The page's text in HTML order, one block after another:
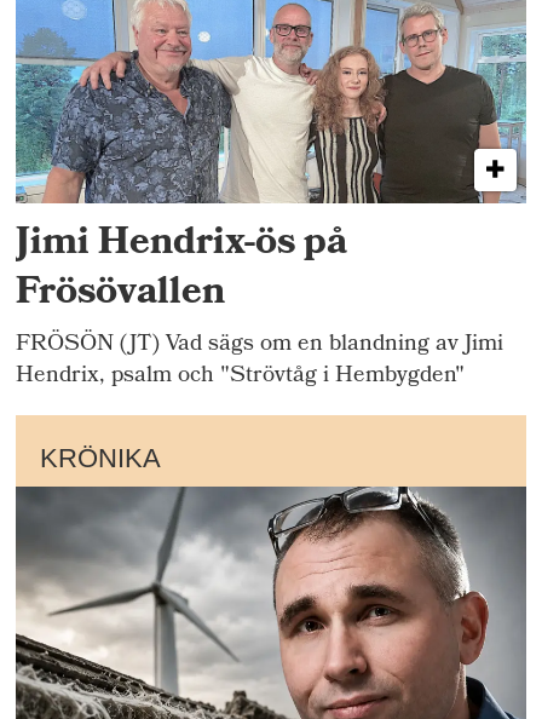
Jimi Hendrix-ös på
Frösövallen
FRÖSÖN (JT) Vad sägs om en blandning av Jimi
Hendrix, psalm och "Strövtåg i Hembygden"
KRÖNIKA